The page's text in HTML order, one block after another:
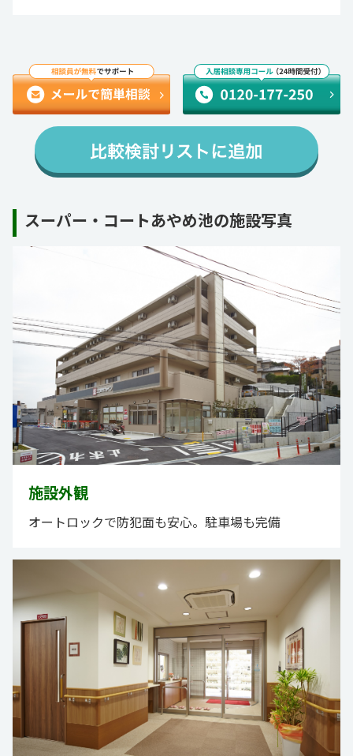
スーパー・コートあやめ池の施設写真
施設外観
オートロックで防犯面も安心。駐車場も完備